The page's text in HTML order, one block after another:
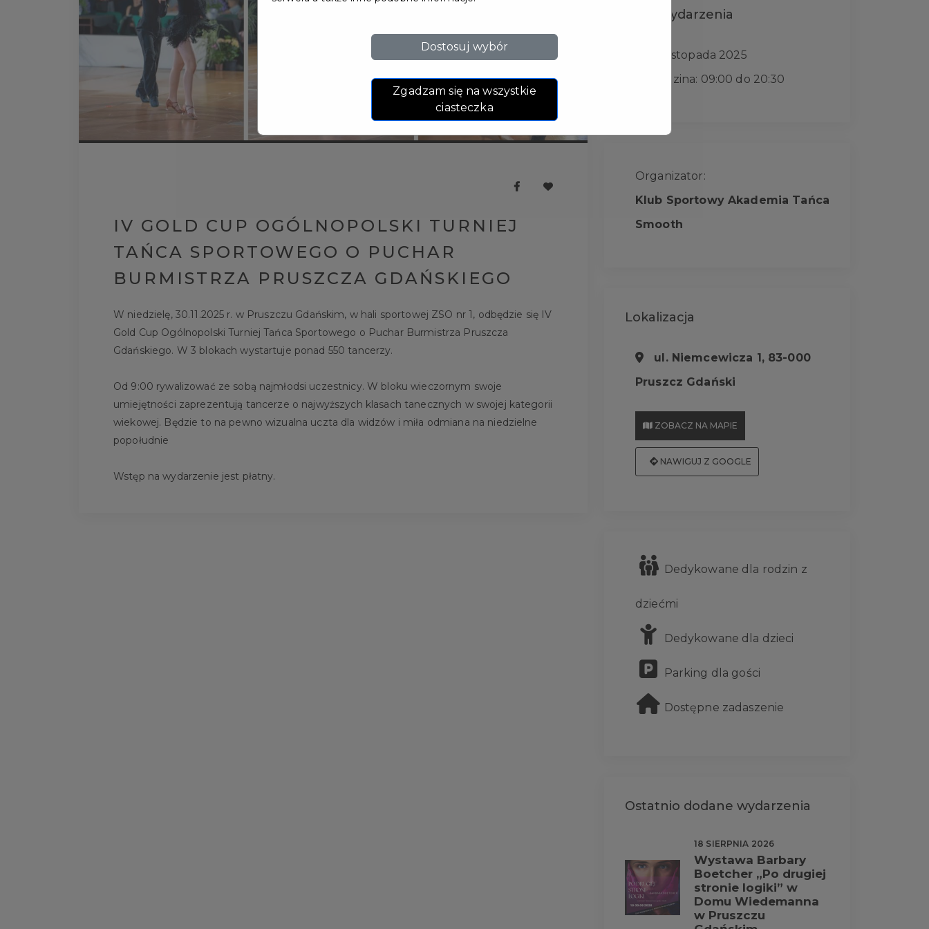
IV GOLD CUP OGÓLNOPOLSKI TURNIEJ
TAŃCA SPORTOWEGO O PUCHAR
BURMISTRZA PRUSZCZA GDAŃSKIEGO
W niedzielę, 30.11.2025 r. w Pruszczu Gdańskim, w hali sportowej ZSO nr 1, odbędzie się IV
Gold Cup Ogólnopolski Turniej Tańca Sportowego o Puchar Burmistrza Pruszcza
Gdańskiego. W 3 blokach wystartuje ponad 550 tancerzy.
Od 9:00 rywalizować ze sobą najmłodsi uczestnicy. W bloku wieczornym swoje
umiejętności zaprezentują tancerze o najwyższych klasach tanecznych w swojej kategorii
wiekowej. Będzie to na pewno wizualna uczta dla widzów i miła odmiana na niedzielne
popołudnie
Wstęp na wydarzenie jest płatny.
Data wydarzenia
30 listopada 2025
Godzina: 09:00 do 20:30
Organizator:
Klub Sportowy Akademia Tańca
Smooth
Lokalizacja
ul. Niemcewicza 1, 83-000
Pruszcz Gdański
ZOBACZ NA MAPIE
NAWIGUJ Z GOOGLE
Dedykowane dla rodzin z
dziećmi
Dedykowane dla dzieci
Parking dla gości
Dostępne zadaszenie
Ostatnio dodane wydarzenia
18 SIERPNIA 2026
Wystawa Barbary
Boetcher „Po drugiej
stronie logiki” w
Domu Wiedemanna
w Pruszczu
Dostosuj wybór
Zgadzam się na wszystkie
ciasteczka